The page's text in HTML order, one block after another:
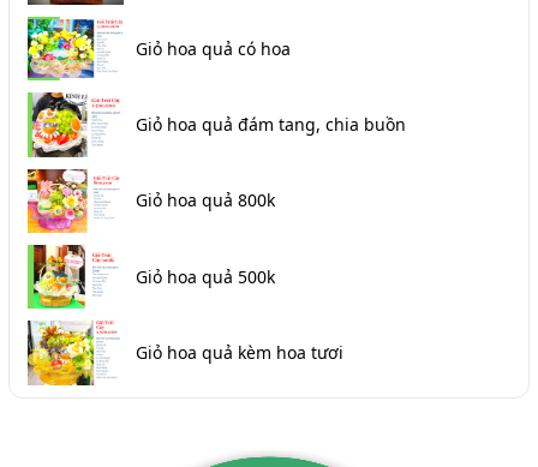
Giỏ hoa quả có hoa
Giỏ hoa quả đám tang, chia buồn
Giỏ hoa quả 800k
Giỏ hoa quả 500k
Giỏ hoa quả kèm hoa tươi